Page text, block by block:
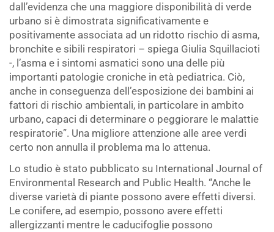
dall’evidenza che una maggiore disponibilità di verde
urbano si è dimostrata significativamente e
positivamente associata ad un ridotto rischio di asma,
bronchite e sibili respiratori – spiega Giulia Squillacioti
-, l’asma e i sintomi asmatici sono una delle più
importanti patologie croniche in età pediatrica. Ciò,
anche in conseguenza dell’esposizione dei bambini ai
fattori di rischio ambientali, in particolare in ambito
urbano, capaci di determinare o peggiorare le malattie
respiratorie”. Una migliore attenzione alle aree verdi
certo non annulla il problema ma lo attenua.
Lo studio è stato pubblicato su International Journal of
Environmental Research and Public Health. “Anche le
diverse varietà di piante possono avere effetti diversi.
Le conifere, ad esempio, possono avere effetti
allergizzanti mentre le caducifoglie possono